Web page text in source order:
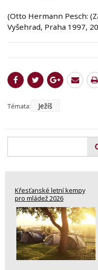
(Otto Hermann Pesch:
Vyšehrad, Praha 1997,
Témata: Ježíš
Křesťanské letní kempy
pro mládež 2026